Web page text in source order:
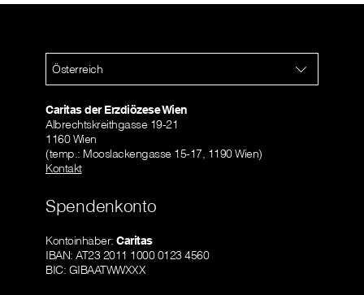
Österreich
Caritas der Erzdiözese Wien
Albrechtskreithgasse 19-21
1160 Wien
(temp.: Mooslackengasse 15-17, 1190 Wien)
Kontakt
Spendenkonto
Kontoinhaber: Caritas
IBAN: AT23 2011 1000 0123 4560
BIC: GIBAATWWXXX